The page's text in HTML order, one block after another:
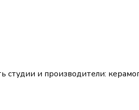
и производители: